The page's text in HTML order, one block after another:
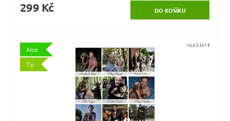
299 Kč
Akce
Tip
Kód:32418